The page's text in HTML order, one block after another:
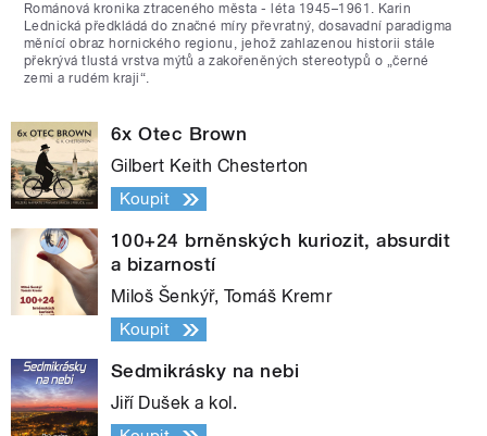
Románová kronika ztraceného města - léta 1945–1961. Karin
Lednická předkládá do značné míry převratný, dosavadní paradigma
měnící obraz hornického regionu, jehož zahlazenou historii stále
překrývá tlustá vrstva mýtů a zakořeněných stereotypů o „černé
zemi a rudém kraji“.
6x Otec Brown
Gilbert Keith Chesterton
Koupit
100+24 brněnských kuriozit, absurdit
a bizarností
Miloš Šenkýř, Tomáš Kremr
Koupit
Sedmikrásky na nebi
Jiří Dušek a kol.